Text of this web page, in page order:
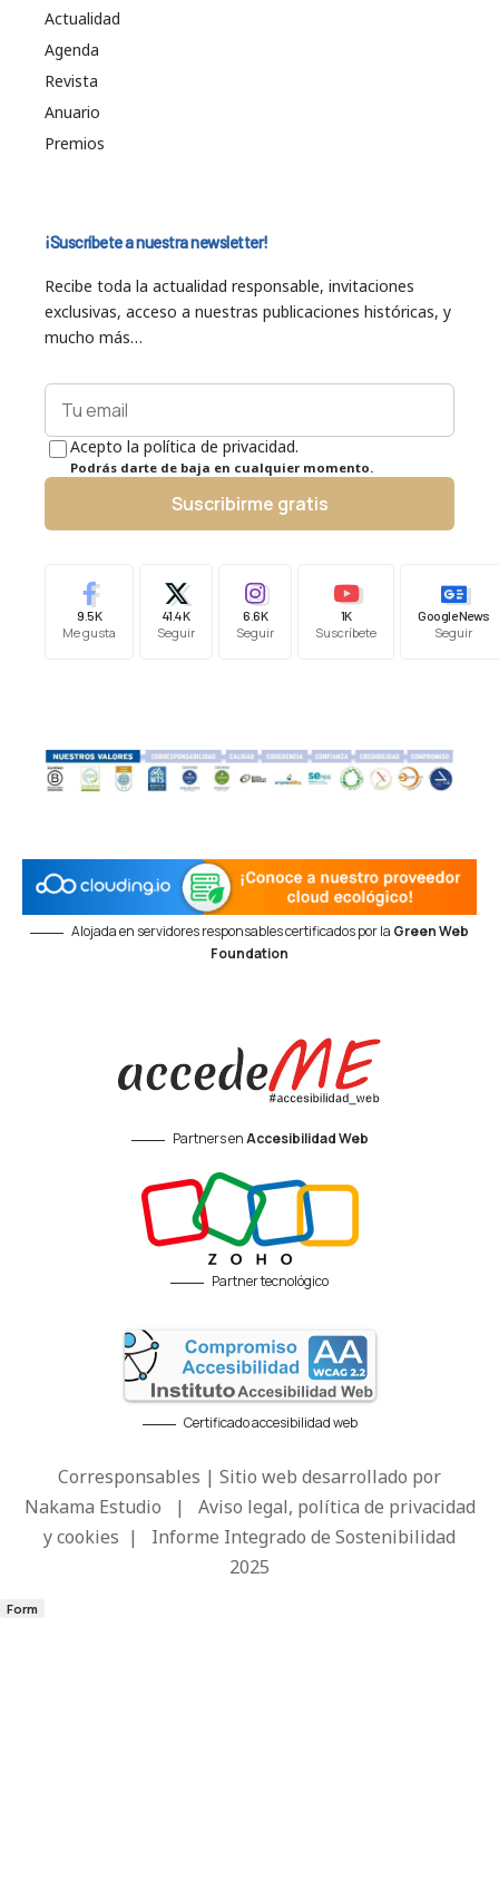
Actualidad
Agenda
Revista
Anuario
Premios
¡Suscríbete a nuestra newsletter!
Recibe toda la actualidad responsable, invitaciones
exclusivas, acceso a nuestras publicaciones históricas, y
mucho más…
Acepto la política de privacidad.
Podrás darte de baja en cualquier momento.
Suscribirme gratis
9.5K
Me gusta
41.4K
Seguir
6.6K
Seguir
1K
Suscríbete
Google News
Seguir
Alojada en servidores responsables certificados por la Green Web
Foundation
Partners enAccesibilidad Web
Partner tecnológico
Certificado accesibilidad web
Corresponsables | Sitio web desarrollado por
Nakama Estudio | Aviso legal, política de privacidad
y cookies | Informe Integrado de Sostenibilidad
2025
Form